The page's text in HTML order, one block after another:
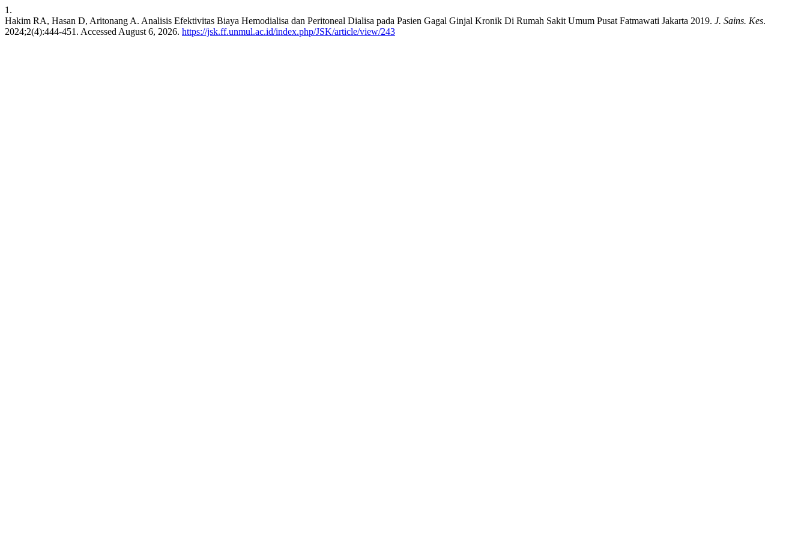
1.
Hakim RA, Hasan D, Aritonang A. Analisis Efektivitas Biaya Hemodialisa dan Peritoneal Dialisa pada Pasien Gagal Ginjal Kronik Di Rumah Sakit Umum Pusat Fatmawati Jakarta 2019. J. Sains. Kes.
2024;2(4):444-451. Accessed August 6, 2026. https://jsk.ff.unmul.ac.id/index.php/JSK/article/view/243